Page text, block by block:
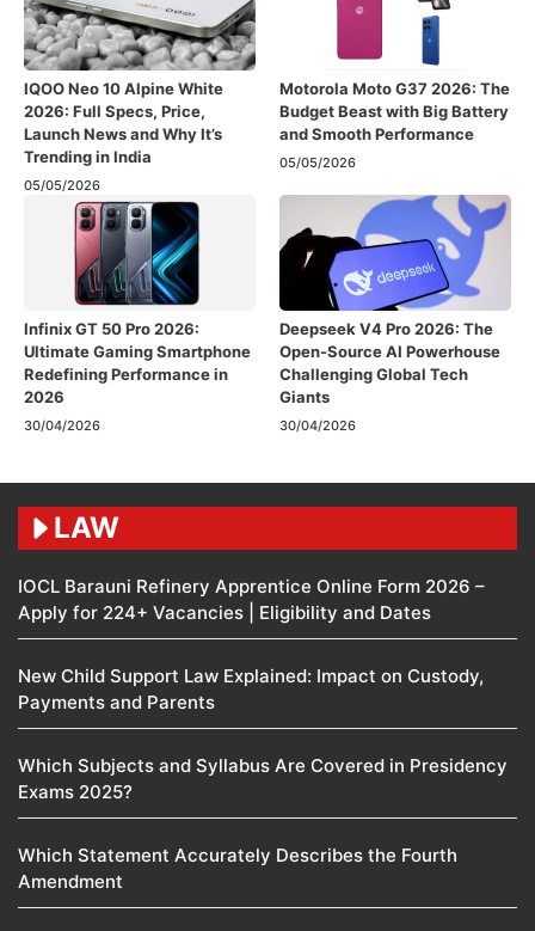
IQOO Neo 10 Alpine White
2026: Full Specs, Price,
Launch News and Why It’s
Trending in India
05/05/2026
Motorola Moto G37 2026: The
Budget Beast with Big Battery
and Smooth Performance
05/05/2026
Infinix GT 50 Pro 2026:
Ultimate Gaming Smartphone
Redefining Performance in
2026
30/04/2026
Deepseek V4 Pro 2026: The
Open-Source AI Powerhouse
Challenging Global Tech
Giants
30/04/2026
LAW
IOCL Barauni Refinery Apprentice Online Form 2026 –
Apply for 224+ Vacancies | Eligibility and Dates
New Child Support Law Explained: Impact on Custody,
Payments and Parents
Which Subjects and Syllabus Are Covered in Presidency
Exams 2025?
Which Statement Accurately Describes the Fourth
Amendment​